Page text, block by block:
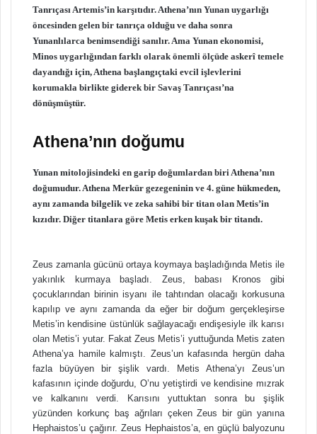
Tanrıçası Artemis’in karşıtıdır. Athena’nın Yunan uygarlığı
öncesinden gelen bir tanrıça olduğu ve daha sonra
Yunanlılarca benimsendiği sanılır. Ama Yunan ekonomisi,
Minos uygarlığından farklı olarak önemli ölçüde askerî temele
dayandığı için, Athena başlangıçtaki evcil işlevlerini
korumakla birlikte giderek bir Savaş Tanrıçası’na
dönüşmüştür.
Athena’nın doğumu
Yunan mitolojisindeki en garip doğumlardan biri Athena’nın
doğumudur. Athena Merkür gezegeninin ve 4. güne hükmeden,
aynı zamanda bilgelik ve zeka sahibi bir titan olan Metis’in
kızıdır. Diğer titanlara göre Metis erken kuşak bir titandı.
Zeus zamanla gücünü ortaya koymaya başladığında Metis ile
yakınlık kurmaya başladı. Zeus, babası Kronos gibi
çocuklarından birinin isyanı ile tahtından olacağı korkusuna
kapılıp ve aynı zamanda da eğer bir doğum gerçekleşirse
Metis’in kendisine üstünlük sağlayacağı endişesiyle ilk karısı
olan Metis’i yutar. Fakat Zeus Metis’i yuttuğunda Metis zaten
Athena’ya hamile kalmıştı. Zeus’un kafasında hergün daha
fazla büyüyen bir şişlik vardı. Metis Athena’yı Zeus’un
kafasının içinde doğurdu, O’nu yetiştirdi ve kendisine mızrak
ve kalkanını verdi. Karısını yuttuktan sonra bu şişlik
yüzünden korkunç baş ağrıları çeken Zeus bir gün yanına
Hephaistos’u çağırır. Zeus Hephaistos’a, en güçlü balyozunu